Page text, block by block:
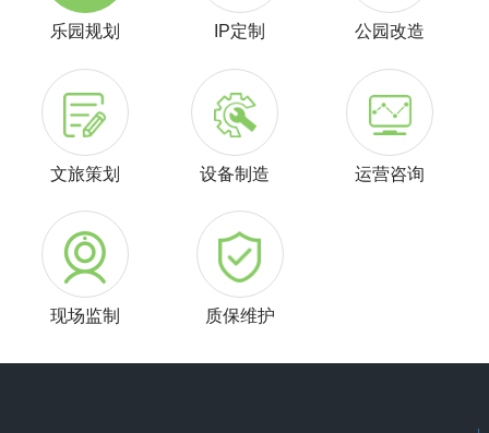
乐园规划 IP定制 公园改造
文旅策划 设备制造 运营咨询
现场监制 质保维护